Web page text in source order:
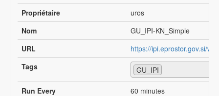
Propriétaire
uros
Nom
GU_IPI-KN_Simple
URL
https://ipi.eprostor.gov.si/
Tags
GU_IPI
Run Every
60 minutes